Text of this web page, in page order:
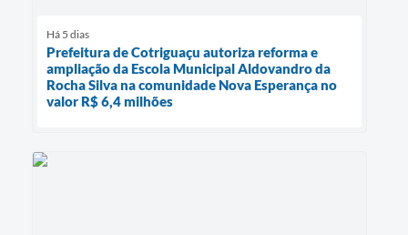
Há 5 dias
Prefeitura de Cotriguaçu autoriza reforma e
ampliação da Escola Municipal Aldovandro da
Rocha Silva na comunidade Nova Esperança no
valor R$ 6,4 milhões